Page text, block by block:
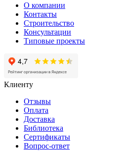
О компании
Контакты
Строительство
Консультации
Типовые проекты
Клиенту
Отзывы
Оплата
Доставка
Библиотека
Сертификаты
Вопрос-ответ